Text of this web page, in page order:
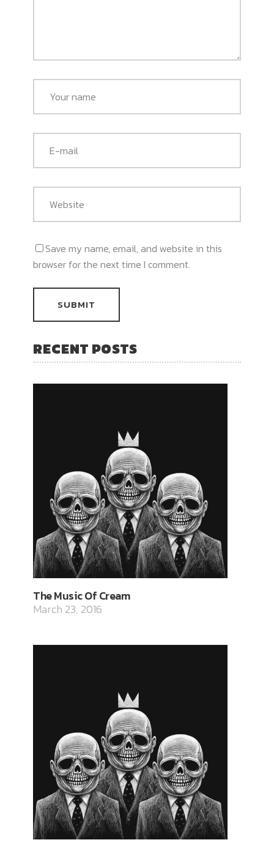
Save my name, email, and website in this
browser for the next time I comment.
RECENT POSTS
The Music Of Cream
March 23, 2016